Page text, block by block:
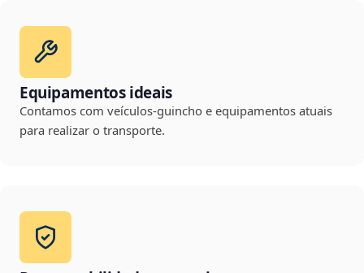
Equipamentos ideais
Contamos com veículos-guincho e equipamentos atuais
para realizar o transporte.